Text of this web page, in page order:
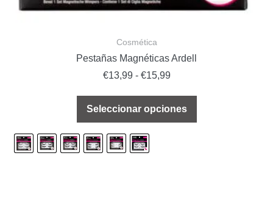
Cosmética
Pestañas Magnéticas Ardell
€13,99 - €15,99
Seleccionar opciones